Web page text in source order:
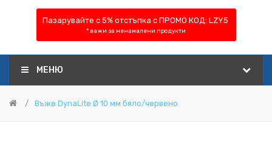
Пазарувайте с 5% отстъпка с ПРОМО КОД: LZY5
* важи за ненамалени продукти
МЕНЮ
Въже DynaLite Ø 10 мм бяло/червено